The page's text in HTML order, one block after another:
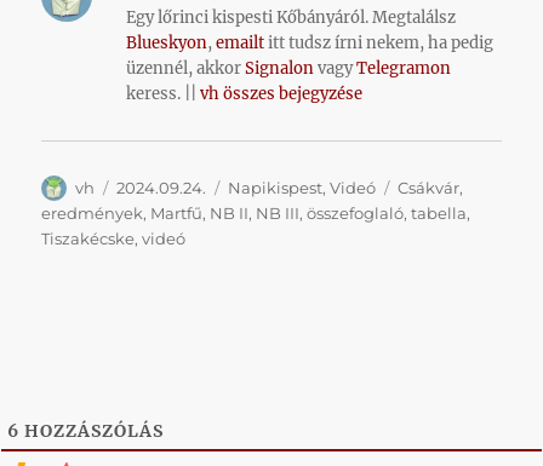
Egy lőrinci kispesti Kőbányáról. Megtalálsz
Blueskyon,emailtitt tudsz írni nekem, ha pedig
üzennél, akkorSignalonvagyTelegramon
keress. ||vh összes bejegyzése
Szerző
vh Közzétéve
2024.09.24. Kategória
Napikispest,Videó Címke
Csákvár,
eredmények, Martfű, NB II, NB III,összefoglaló,tabella,
Tiszakécske,videó
6 HOZZÁSZÓLÁS